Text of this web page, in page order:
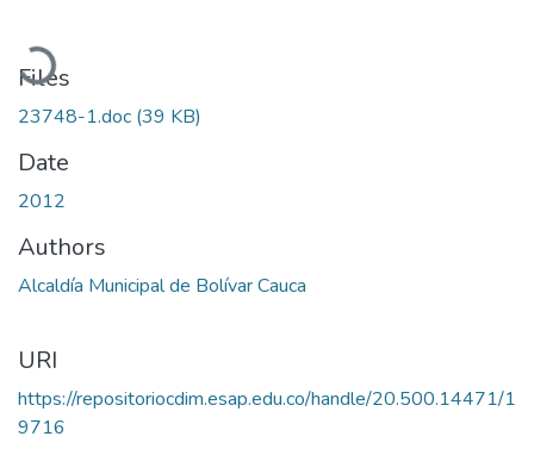
Loading...
Files
23748-1.doc (39 KB)
Date
2012
Authors
Alcaldía Municipal de Bolívar Cauca
URI
https://repositoriocdim.esap.edu.co/handle/20.500.14471/1
9716